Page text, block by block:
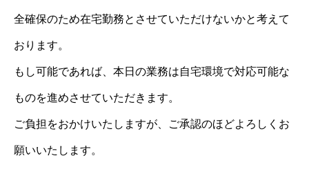
全確保のため在宅勤務とさせていただけないかと考えて
おります。
もし可能であれば、本日の業務は自宅環境で対応可能な
ものを進めさせていただきます。
ご負担をおかけいたしますが、ご承認のほどよろしくお
願いいたします。